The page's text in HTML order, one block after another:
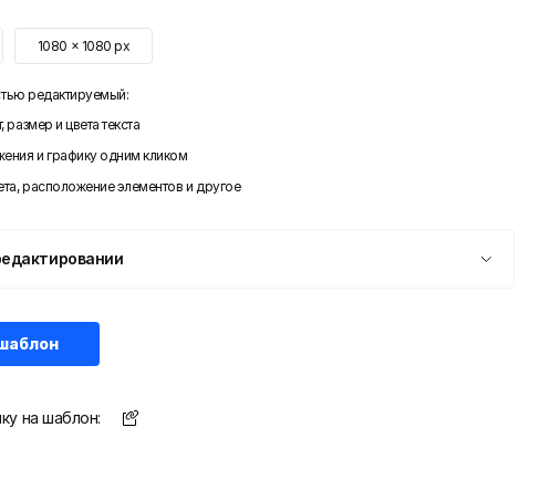
1080 x 1080 px
редактируемый:
и цвета текста
и графику одним кликом
расположение элементов и другое
на шаблон: